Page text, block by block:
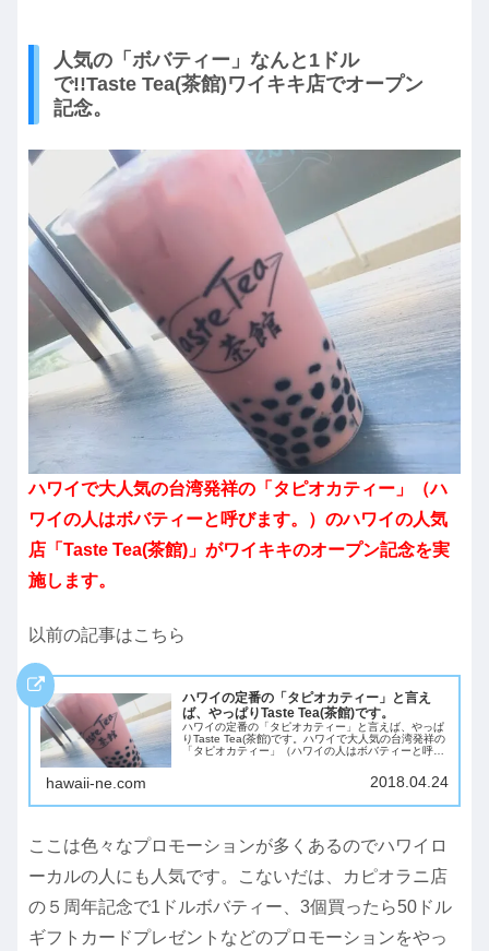
人気の「ボバティー」なんと1ドル
で!!Taste Tea(茶館)ワイキキ店でオープン
記念。
ハワイで大人気の台湾発祥の「タピオカティー」（ハ
ワイの人はボバティーと呼びます。）のハワイの人気
店「Taste Tea(茶館)」がワイキキのオープン記念を実
施します。
以前の記事はこちら
ハワイの定番の「タピオカティー」と言え
ば、やっぱりTaste Tea(茶館)です。
ハワイの定番の「タピオカティー」と言えば、やっぱ
りTaste Tea(茶館)です。ハワイで大人気の台湾発祥の
「タピオカティー」（ハワイの人はボバティーと呼び
hawaii-ne.com 2018.04.24
ここは色々なプロモーションが多くあるのでハワイロ
ーカルの人にも人気です。こないだは、カピオラニ店
の５周年記念で1ドルボバティー、3個買ったら50ドル
ギフトカードプレゼントなどのプロモーションをやっ